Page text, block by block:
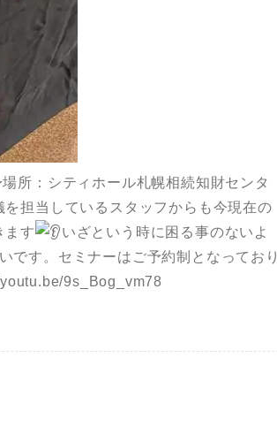
所：シティホール札幌相続知財センタ
担当しているスタッフからも今現在の
ます
いざという時に困る事のないよ
です。セミナーはご予約制となっており
9s_Bog_vm78